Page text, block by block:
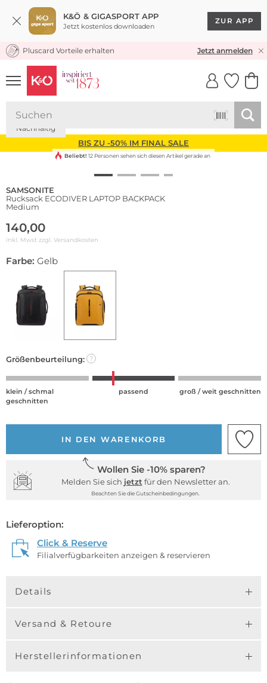
K&Ö & GIGASPORT APP
Jetzt kostenlos downloaden
ZUR APP
KOSTENLOSER VERSAND* & RÜCKVERSAND
Pluscard Vorteile erhalten Jetzt anmelden
UNSERE APP
CLICK &
BIS ZU -50% IM FINAL SALE
Nachhaltig
Beliebt! 12 Personen sehen sich diesen Artikel gerade an
SAMSONITE
Rucksack ECODIVER LAPTOP BACKPACK
Medium
140,00
inkl. Mwst zzgl. Versandkosten
Farbe: Gelb
Größenbeurteilung: ?
klein / schmal
geschnitten
passend groß / weit geschnitten
IN DEN WARENKORB
Wollen Sie -10% sparen?
Melden Sie sich jetzt für den Newsletter an.
Beachten Sie die Gutscheinbedingungen.
Lieferoption:
Click & Reserve
Filialverfügbarkeiten anzeigen & reservieren
Details
Versand & Retoure
Herstellerinformationen